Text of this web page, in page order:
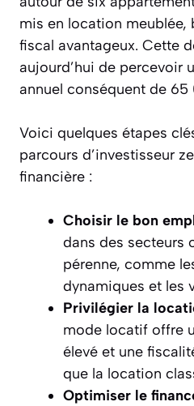
mis en location meublée,
fiscal avantageux. Cette
aujourd’hui de percevoir
annuel conséquent de 65
Voici quelques étapes
parcours d’investisseur
financière :
Choisir le bon
dans des secteurs
pérenne, comme
dynamiques et les
Privilégier la
mode locatif offre
élevé et une
que la location
Optimiser le